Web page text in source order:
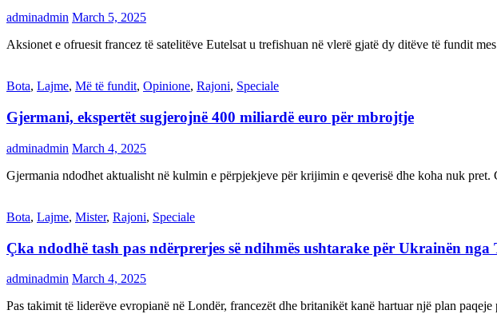
adminadmin March 5, 2025
Aksionet e ofruesit francez të satelitëve Eutelsat u trefishuan në vlerë gjatë dy ditëve të fundit
Bota, Lajme, Më të fundit, Opinione, Rajoni, Speciale
Gjermani, ekspertët sugjerojnë 400 miliardë euro për mbrojtje
adminadmin March 4, 2025
Gjermania ndodhet aktualisht në kulmin e përpjekjeve për krijimin e qeverisë dhe koha nuk
Bota, Lajme, Mister, Rajoni, Speciale
Çka ndodhë tash pas ndërprerjes së ndihmës ushtarake për Ukrainën nga
adminadmin March 4, 2025
Pas takimit të liderëve evropianë në Londër, francezët dhe britanikët kanë hartuar një plan